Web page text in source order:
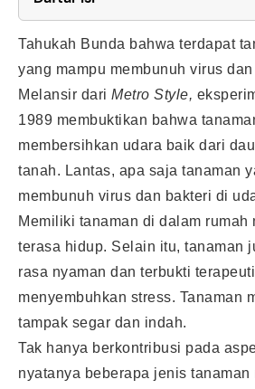
Tahukah Bunda bahwa terdapat
yang mampu membunuh virus
Melansir dari Metro Style,
1989 membuktikan bahwa
membersihkan udara baik dari
tanah. Lantas, apa saja tanaman
membunuh virus dan bakteri di
Memiliki tanaman di dalam rumah
terasa hidup. Selain itu, tanaman
rasa nyaman dan terbukti
menyembuhkan stress. Tanaman
tampak segar dan indah.
Tak hanya berkontribusi pada
nyatanya beberapa jenis tanaman